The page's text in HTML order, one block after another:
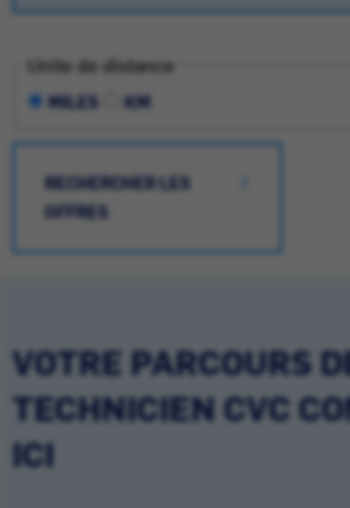
Unite de distance
MILES KM
RECHERCHER LES
OFFRES
VOTRE PARCOURS
TECHNICIEN CVC
ICI